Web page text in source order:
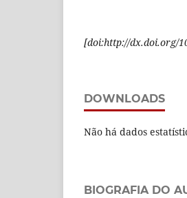
[doi:http://dx.doi.org/
DOWNLOADS
Não há dados
BIOGRAFIA DO